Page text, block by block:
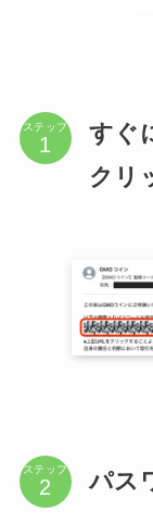
ステップ
すぐ
クリ
ステップ パス